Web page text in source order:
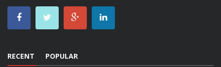
RECENT POPULAR